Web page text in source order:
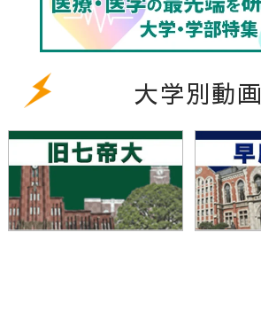
大学別動画